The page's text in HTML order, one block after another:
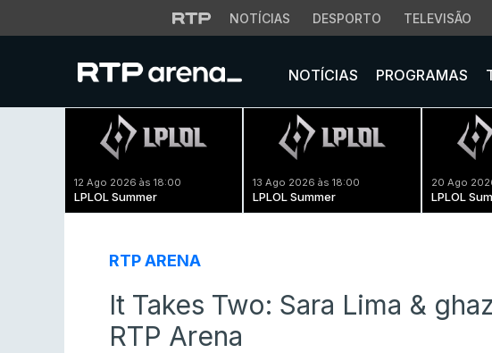
NOTÍCIAS DESPORTO TELEVISÃO
NOTÍCIAS PROGRAMAS
12 Ago 2026 às 18:00
LPLOL Summer
13 Ago 2026 às 18:00
LPLOL Summer
20 Ago
LPLOL
RTP ARENA
It Takes Two: Sara Lima &
RTP Arena